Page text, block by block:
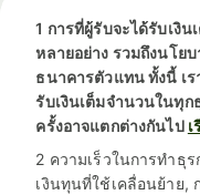
1 การที่ผู้รับจะได้รับเงิ
หลายอย่าง รวมถึงนโย
ธนาคารตัวแทน ทั้งนี้ เ
รับเงินเต็มจำนวนในทุ
ครั้งอาจแตกต่างกันไป
2 ความเร็วในการทำธุ
เงินทุนที่ใช้เคลื่อนย้าย,